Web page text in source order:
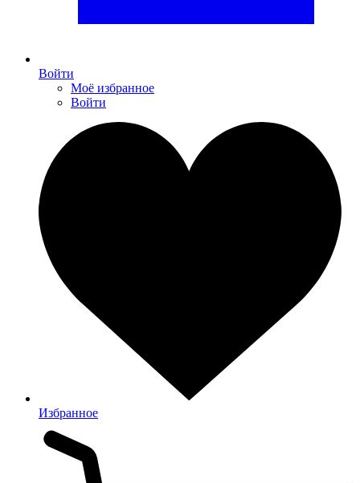
Войти
Моё избранное
Войти
Избранное